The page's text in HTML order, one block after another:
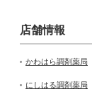
店舗情報
かわはら調剤薬局
にしはる調剤薬局